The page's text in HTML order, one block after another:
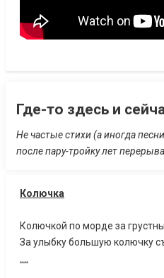
Где-то здесь и
Не частые стихи (а иногда
после пару-тройку лет
Колючка
Колючкой по морде за
За улыбку большую колючку